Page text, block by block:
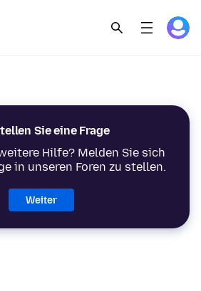
Sie eine Frage
Hilfe? Melden Sie sich
in unseren Foren zu stellen.
Weiter